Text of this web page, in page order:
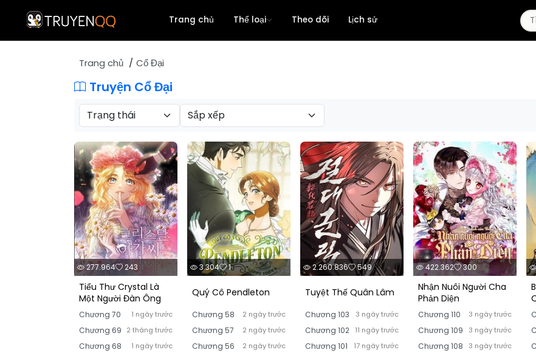
Trang chủ Thể loại
Romance
Comedy
Seinen Sports
Historical
Chuyển Sinh Manga Psychological
Harem
Tragedy Isekai Trọng Sinh
Detective
Shoujo Demons Josei
One Shot
Comic Shounen Ai Smut
Mature
Shoujo Ai Mafia Doujinshi
Theo dõi Lịch sử
Trang chủ Cổ Đại
Truyện Cổ Đại
277.964 243
Tiểu Thư Crystal Là
Một Người Đàn Ông
Chương 70 1 ngày trước
Chương 69 2 tháng trước
Chương 68 1 ngày trước
3.304 1
Quý Cô Pendleton
Chương 58 2 ngày trước
Chương 57 2 ngày trước
Chương 56 2 ngày trước
2.260.836 549
Tuyệt Thế Quân Lâm
Chương 103 3 ngày trước
Chương 102 11 ngày trước
Chương 101 17 ngày trước
422.362 300
Nhận Nuôi Người Cha
Phản Diện
Chương 110 3 ngày trước
Chương 109 3 ngày trước
Chương 108 3 ngày trước